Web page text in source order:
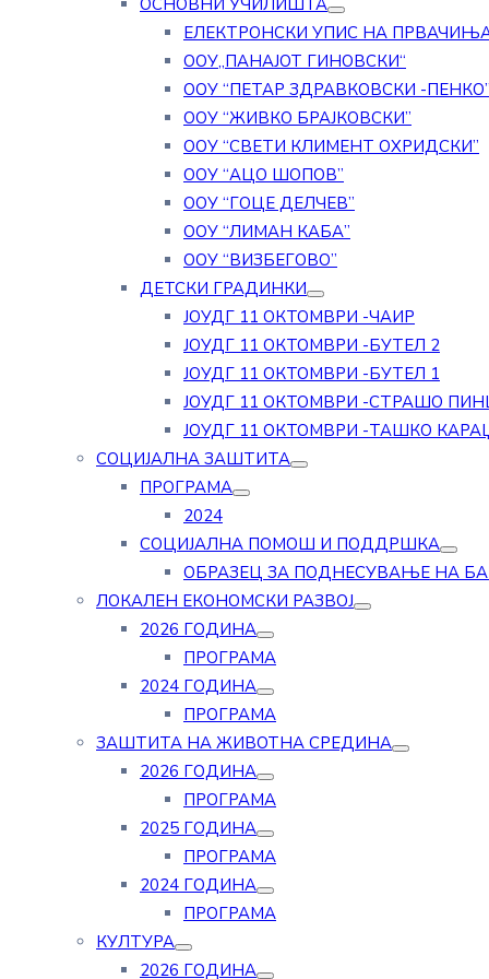
ОСНОВНИ УЧИЛИШТА
ЕЛЕКТРОНСКИ УПИС НА
ООУ„ПАНАЈОТ ГИНОВСКИ“
ООУ “ПЕТАР ЗДРАВКОВСКИ -ПЕНКО”
ООУ “ЖИВКО БРАЈКОВСКИ”
ООУ “СВЕТИ КЛИМЕНТ ОХРИДСКИ”
ООУ “АЦО ШОПОВ”
ООУ “ГОЦЕ ДЕЛЧЕВ”
ООУ “ЛИМАН КАБА”
ООУ “ВИЗБЕГОВО”
ДЕТСКИ ГРАДИНКИ
ЈОУДГ 11 ОКТОМВРИ -ЧАИР
ЈОУДГ 11 ОКТОМВРИ -БУТЕЛ 2
ЈОУДГ 11 ОКТОМВРИ -БУТЕЛ 1
ЈОУДГ 11 ОКТОМВРИ -СТРАШО
ЈОУДГ 11 ОКТОМВРИ -ТАШКО
СОЦИЈАЛНА ЗАШТИТА
ПРОГРАМА
2024
СОЦИЈАЛНА ПОМОШ И ПОДДРШКА
ОБРАЗЕЦ ЗА ПОДНЕСУВАЊЕ НА
ЛОКАЛЕН ЕКОНОМСКИ РАЗВОЈ
2026 ГОДИНА
ПРОГРАМА
2024 ГОДИНА
ПРОГРАМА
ЗАШТИТА НА ЖИВОТНА СРЕДИНА
2026 ГОДИНА
ПРОГРАМА
2025 ГОДИНА
ПРОГРАМА
2024 ГОДИНА
ПРОГРАМА
КУЛТУРА
2026 ГОДИНА